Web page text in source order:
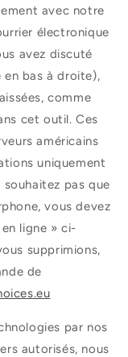
avec notre
électronique
avez discuté
bas à droite),
comme
cet outil. Ces
américains
uniquement
pas que
vous devez
ligne » ci-
supprimions,
de
par nos
autorisés, nous